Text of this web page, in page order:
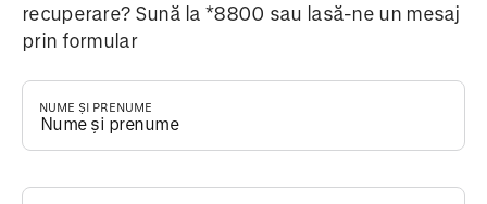
recuperare? Sună la *8800 sau lasă-ne un mesaj
prin formular
NUME ȘI PRENUME